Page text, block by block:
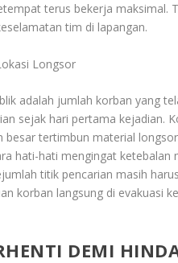
terus bekerja maksimal.
tim di lapangan.
Longsor
adalah jumlah korban yang
sejak hari pertama kejadian.
besar tertimbun material
hati-hati mengingat
titik pencarian masih
korban langsung di evakuasi
DEMI